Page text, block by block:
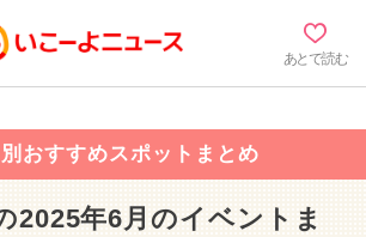
あとで読む
おすすめスポットまとめ
2025年6月のイベントま